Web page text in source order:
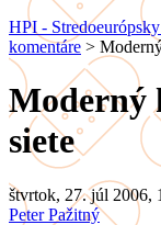
HPI -
komentáre >
Moderný
siete
štvrtok, 27. júl 2006,
Peter Pažitný